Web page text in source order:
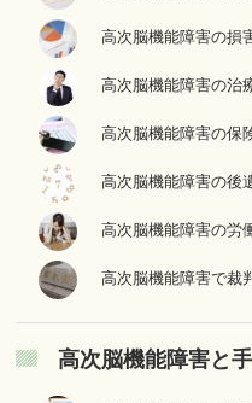
高次脳機能障害の損
高次脳機能障害の治
高次脳機能障害の保
高次脳機能障害の後
高次脳機能障害の労
高次脳機能障害で裁
高次脳機能障害と